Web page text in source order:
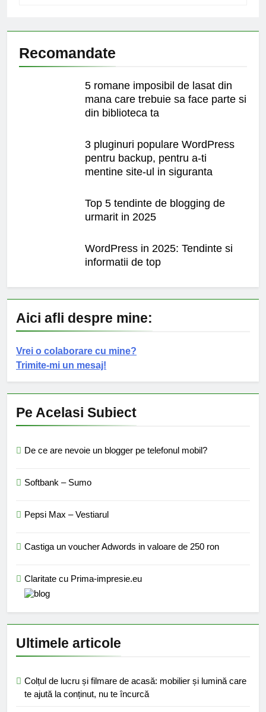
Recomandate
5 romane imposibil de lasat din
mana care trebuie sa face parte si
din biblioteca ta
3 pluginuri populare WordPress
pentru backup, pentru a-ti
mentine site-ul in siguranta
Top 5 tendinte de blogging de
urmarit in 2025
WordPress in 2025: Tendinte si
informatii de top
Aici afli despre mine:
Vrei o colaborare cu mine?
Trimite-mi un mesaj!
Pe Acelasi Subiect
De ce are nevoie un blogger pe telefonul mobil?
Softbank – Sumo
Pepsi Max – Vestiarul
Castiga un voucher Adwords in valoare de 250 ron
Claritate cu Prima-impresie.eu
Ultimele articole
Colțul de lucru și filmare de acasă: mobilier și lumină care
te ajută la conținut, nu te încurcă